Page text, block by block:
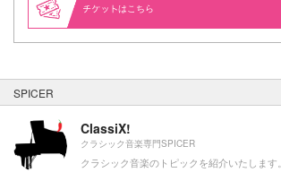
はこちら
SPICER
ClassiX!
クラシック音楽専門SPICER
クラシック音楽のトピックを紹介いたします。